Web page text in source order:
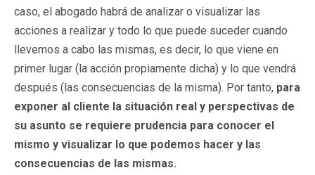
caso, el abogado habrá de analizar o visualizar las
acciones a realizar y todo lo que puede suceder cuando
llevemos a cabo las mismas, es decir, lo que viene en
primer lugar (la acción propiamente dicha) y lo que vendrá
después (las consecuencias de la misma). Por tanto, para
exponer al cliente la situación real y perspectivas de
su asunto se requiere prudencia para conocer el
mismo y visualizar lo que podemos hacer y las
consecuencias de las mismas.